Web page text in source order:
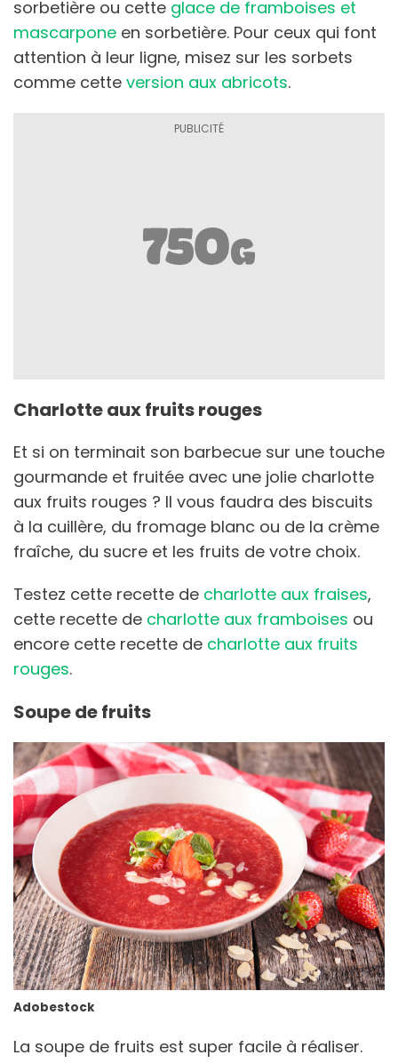
sorbetière ou cette glace de framboises et
mascarpone en sorbetière. Pour ceux qui font
attention à leur ligne, misez sur les sorbets
comme cette version aux abricots.
Charlotte aux fruits rouges
Et si on terminait son barbecue sur une touche
gourmande et fruitée avec une jolie charlotte
aux fruits rouges ? Il vous faudra des biscuits
à la cuillère, du fromage blanc ou de la crème
fraîche, du sucre et les fruits de votre choix.
Testez cette recette de charlotte aux fraises,
cette recette de charlotte aux framboises ou
encore cette recette de charlotte aux fruits
rouges.
Soupe de fruits
Adobestock
La soupe de fruits est super facile à réaliser.